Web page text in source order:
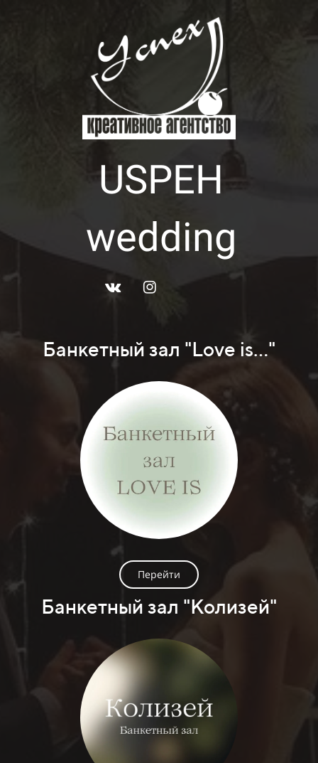
USPEH
wedding
Банкетный зал "Love is..."
Перейти
Банкетный зал "Колизей"